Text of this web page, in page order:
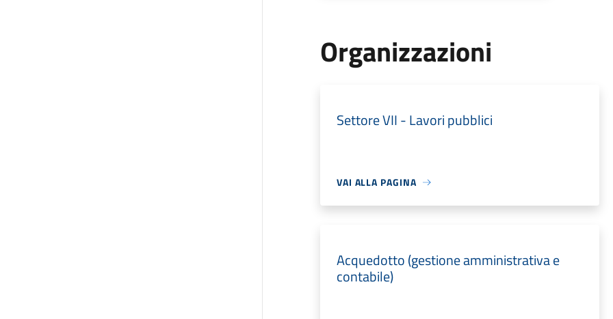
Organizzazioni
Settore VII - Lavori pubblici
VAI ALLA PAGINA
Acquedotto (gestione amministrativa e
contabile)